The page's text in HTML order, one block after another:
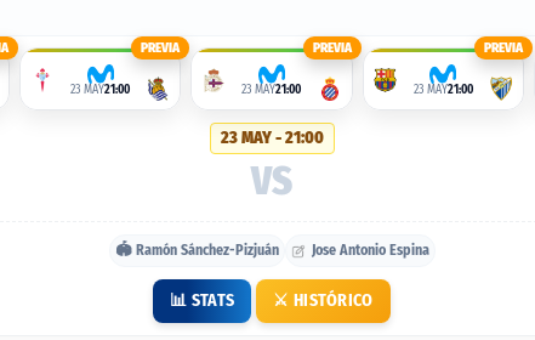
PREVIA
23 MAY21:00
PREVIA
23 MAY21:00
PREVIA
23 MAY21:00
23 MAY - 21:00
VS
🏟️ Ramón Sánchez-Pizjuán Jose Antonio Espina
📊 STATS ⚔️ HISTÓRICO